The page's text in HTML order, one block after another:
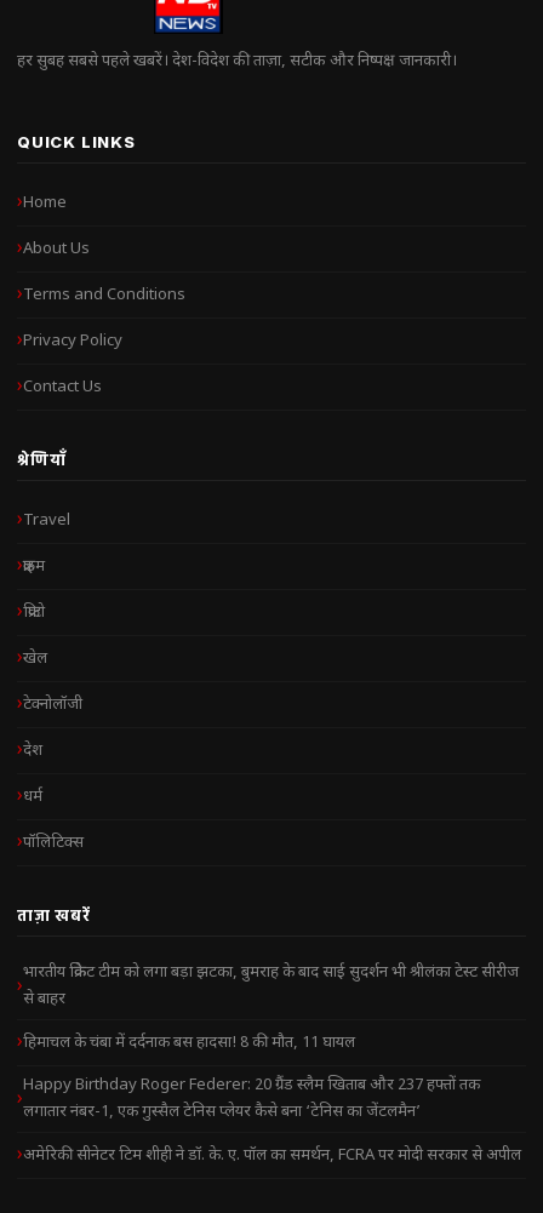
हर सुबह सबसे पहले खबरें। देश-विदेश की ताज़ा, सटीक और निष्पक्ष जानकारी।
QUICK LINKS
Home
About Us
Terms and Conditions
Privacy Policy
Contact Us
श्रेणियाँ
Travel
क्राइम
क्रिप्टो
खेल
टेक्नोलॉजी
देश
धर्म
पॉलिटिक्स
ताज़ा खबरें
भारतीय क्रिकेट टीम को लगा बड़ा झटका, बुमराह के बाद साई सुदर्शन भी श्रीलंका टेस्ट सीरीज
से बाहर
हिमाचल के चंबा में दर्दनाक बस हादसा! 8 की मौत, 11 घायल
Happy Birthday Roger Federer: 20 ग्रैंड स्लैम खिताब और 237 हफ्तों तक
लगातार नंबर-1, एक गुस्सैल टेनिस प्लेयर कैसे बना ‘टेनिस का जेंटलमैन’
अमेरिकी सीनेटर टिम शीही ने डॉ. के. ए. पॉल का समर्थन, FCRA पर मोदी सरकार से अपील